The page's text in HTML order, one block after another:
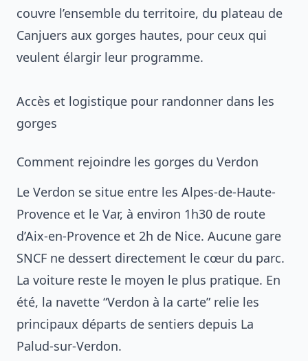
couvre l’ensemble du territoire, du plateau de
Canjuers aux gorges hautes, pour ceux qui
veulent élargir leur programme.
Accès et logistique pour randonner dans les
gorges
Comment rejoindre les gorges du Verdon
Le Verdon se situe entre les Alpes-de-Haute-
Provence et le Var, à environ 1h30 de route
d’Aix-en-Provence et 2h de Nice. Aucune gare
SNCF ne dessert directement le cœur du parc.
La voiture reste le moyen le plus pratique. En
été, la navette “Verdon à la carte” relie les
principaux départs de sentiers depuis La
Palud-sur-Verdon.